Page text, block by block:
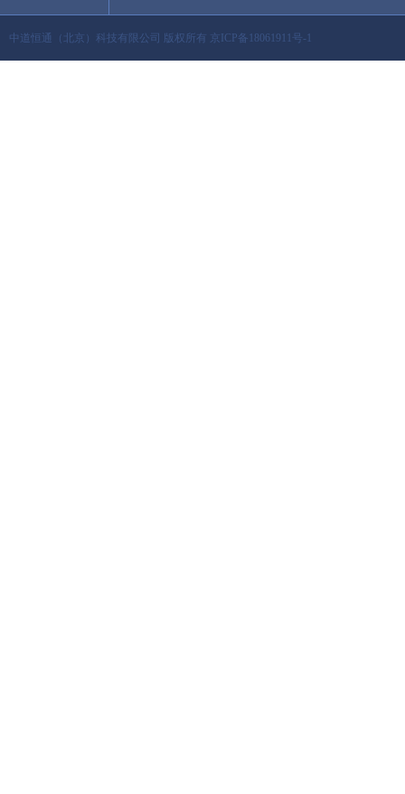
中道恒通（北京）科技有限公司 版权所有 京ICP备18061911号-1